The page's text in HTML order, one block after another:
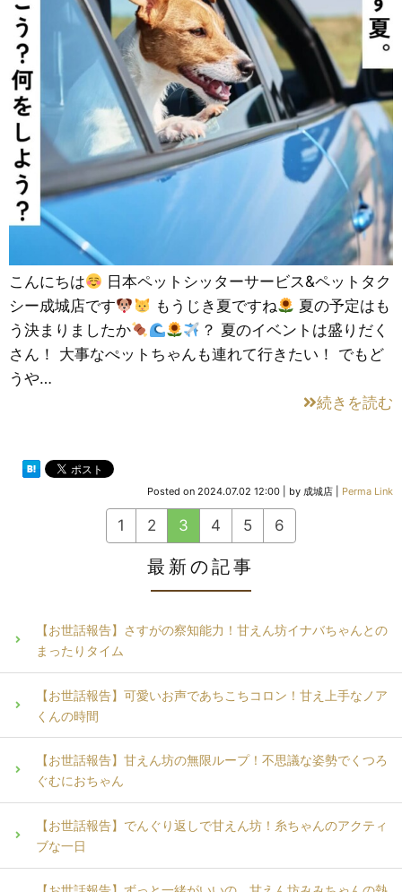
こんにちは
日本ペットシッターサービス&ペットタク
シー成城店です
もうじき夏ですね
夏の予定はも
う決まりましたか
？ 夏のイベントは盛りだく
さん！ 大事なぺットちゃんも連れて行きたい！ でもど
うや…
続きを読む
Posted on 2024.07.02 12:00 by 成城店 Perma Link
1 2 3 4 5 6
最新の記事
【お世話報告】さすがの察知能力！甘えん坊イナバちゃんとの
まったりタイム
【お世話報告】可愛いお声であちこちコロン！甘え上手なノア
くんの時間
【お世話報告】甘えん坊の無限ループ！不思議な姿勢でくつろ
ぐむにおちゃん
【お世話報告】でんぐり返しで甘えん坊！糸ちゃんのアクティ
ブな一日